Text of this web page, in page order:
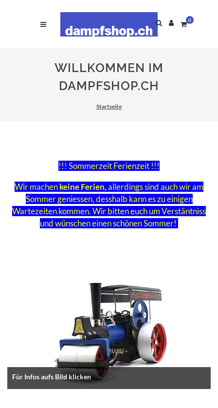
0
WILLKOMMEN IM
DAMPFSHOP.CH
Startseite
!!! Sommerzeit Ferienzeit !!!
Wir machenkeine Ferien,allerdings sind auch wir am
Sommer geniessen, desshalb kann es zu einigen
Wartezeiten kommen. Wir bitten euch um Verstäntniss
und wünschen einen schönen Sommer!
Für Infos aufs Bild klicken